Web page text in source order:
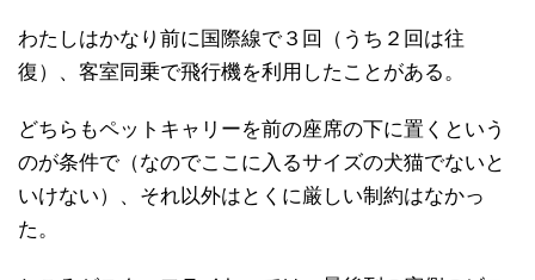
わたしはかなり前に国際線で３回（うち２回は往
復）、客室同乗で飛行機を利用したことがある。
どちらもペットキャリーを前の座席の下に置くという
のが条件で（なのでここに入るサイズの犬猫でないと
いけない）、それ以外はとくに厳しい制約はなかっ
た。